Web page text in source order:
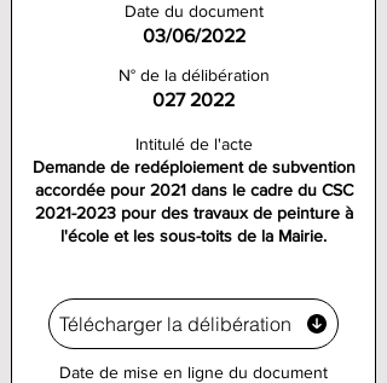
Date du document
03/06/2022
N° de la délibération
027 2022
Intitulé de l'acte
Demande de redéploiement de subvention
accordée pour 2021 dans le cadre du CSC
2021-2023pour des travaux de peinture à
l'école et les sous-toits de la Mairie.
Télécharger la délibération
Date de mise en ligne du document